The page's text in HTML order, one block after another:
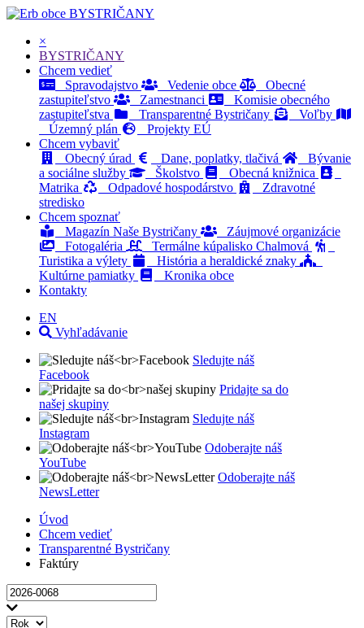
BYSTRIČANY
×
BYSTRIČANY
Chcem vedieť
Spravodajstvo
Vedenie obce
Obecné
zastupiteľstvo
Zamestnanci
Komisie obecného
zastupiteľstva
Transparentné Bystričany
Voľby
Územný plán
Projekty EÚ
Chcem vybaviť
Obecný úrad
Dane, poplatky, tlačivá
Bývanie
a sociálne služby
Školstvo
Obecná knižnica
Matrika
Odpadové hospodárstvo
Zdravotné
stredisko
Chcem spoznať
Magazín Naše Bystričany
Záujmové organizácie
Fotogaléria
Termálne kúpalisko Chalmová
Turistika a výlety
História a heraldické znaky
Kultúrne pamiatky
Kronika obce
Kontakty
EN
Vyhľadávanie
Sledujte náš
Facebook
Pridajte sa do
našej skupiny
Sledujte náš
Instagram
Odoberajte náš
YouTube
Odoberajte náš
NewsLetter
Úvod
Chcem vedieť
Transparentné Bystričany
Faktúry